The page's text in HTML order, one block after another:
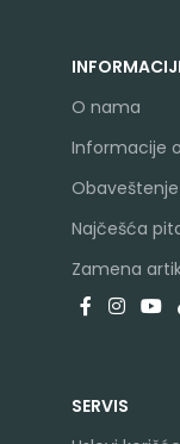
O nama
Informacije
Najčešća
Zamena
SERVIS